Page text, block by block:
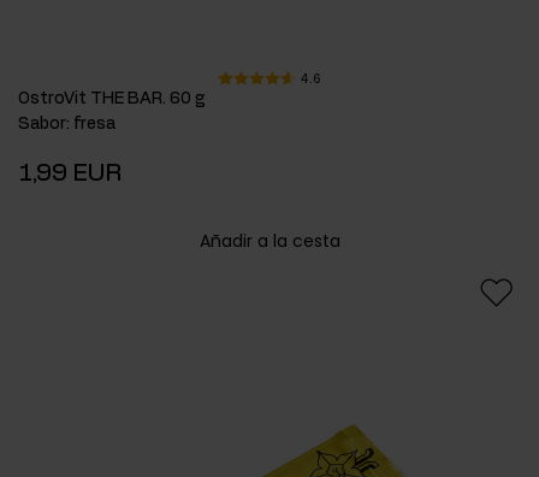
4.6
OstroVit THE BAR. 60 g
Sabor: fresa
1,99 EUR
Añadir a la cesta